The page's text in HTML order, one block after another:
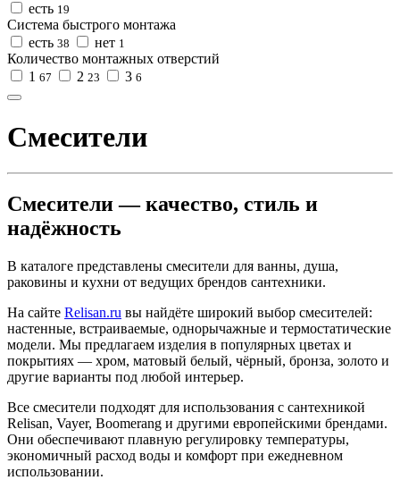
есть 19
Система быстрого монтажа
есть 38 нет 1
Количество монтажных отверстий
1 67 2 23 3 6
Смесители
Смесители — качество, стиль и
надёжность
В каталоге представлены смесители для ванны, душа,
раковины и кухни от ведущих брендов сантехники.
На сайте Relisan.ru вы найдёте широкий выбор смесителей:
настенные, встраиваемые, однорычажные и термостатические
модели. Мы предлагаем изделия в популярных цветах и
покрытиях — хром, матовый белый, чёрный, бронза, золото и
другие варианты под любой интерьер.
Все смесители подходят для использования с сантехникой
Relisan, Vayer, Boomerang и другими европейскими брендами.
Они обеспечивают плавную регулировку температуры,
экономичный расход воды и комфорт при ежедневном
использовании.